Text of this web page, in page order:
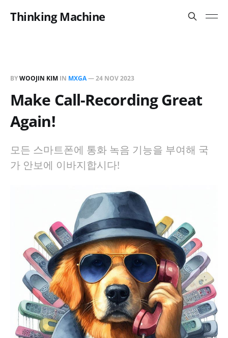
Thinking Machine
BYWOOJIN KIM IN MXGA—24 NOV 2023
Make Call-Recording Great
Again!
모든 스마트폰에 통화 녹음 기능을 부여해 국
가 안보에 이바지합시다!